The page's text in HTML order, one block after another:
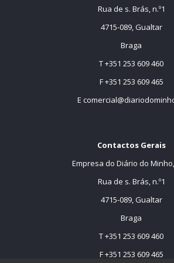
Rua de s. Brás, n.º1
4715-089, Gualtar
Braga
T +351 253 609 460
F +351 253 609 465
E
Contactos Gerais
Empresa do Diário do
Rua de s. Brás, n.º1
4715-089, Gualtar
Braga
T +351 253 609 460
F +351 253 609 465